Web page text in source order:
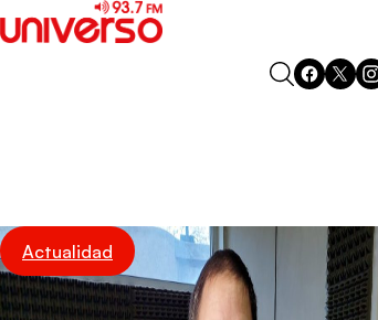
Podcasts
Destacados
Actualidad